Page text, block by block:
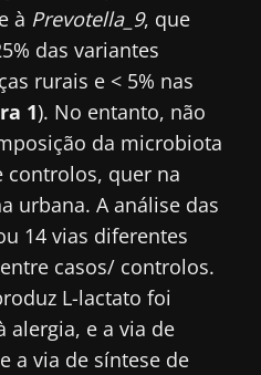
à Prevotella_9, que
das variantes
rurais e < 5% nas
1). No entanto, não
da microbiota
controlos, quer na
urbana. A análise das
14 vias diferentes
casos/ controlos.
L-lactato foi
alergia, e a via de
a via de síntese de